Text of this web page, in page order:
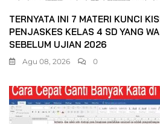
TERNYATA INI 7 MATERI KUNCI
PENJASKES KELAS 4 SD YANG
SEBELUM UJIAN 2026
Agu 08, 2026 0